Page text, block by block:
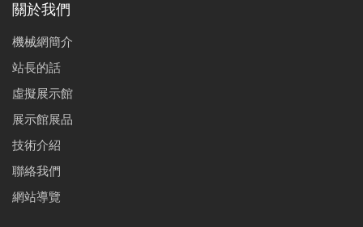
關於我們
機械網簡介
站長的話
虛擬展示館
展示館展品
技術介紹
聯絡我們
網站導覽